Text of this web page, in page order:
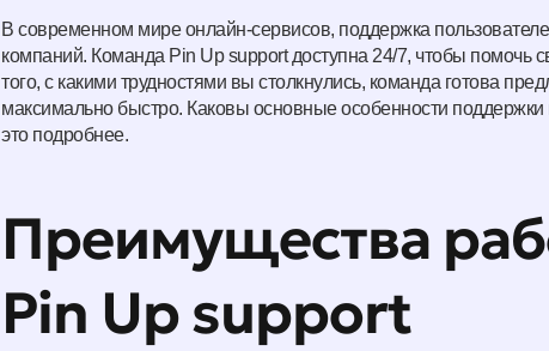
В современном мире онлайн-сервисов, поддержка
компаний. Команда Pin Up support доступна 24/7, чтобы помочь
того, с какими трудностями вы столкнулись, команда готова
максимально быстро. Каковы основные особенности
это подробнее.
Преимущества
Pin Up support